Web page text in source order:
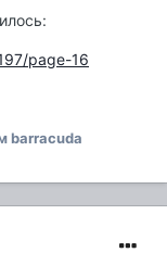
page-16
barracuda